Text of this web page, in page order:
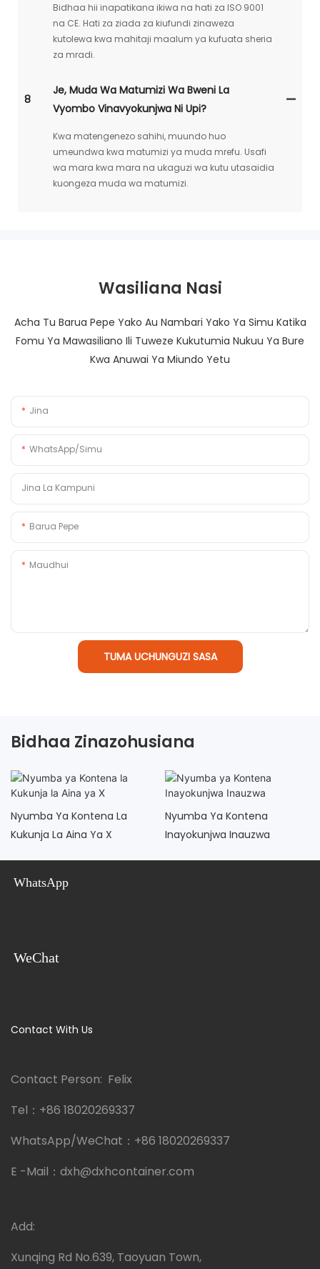
Bidhaa hii inapatikana ikiwa na hati za ISO 9001
na CE. Hati za ziada za kiufundi zinaweza
kutolewa kwa mahitaji maalum ya kufuata sheria
za mradi.
8
Je, Muda Wa Matumizi Wa Bweni La
Vyombo Vinavyokunjwa Ni Upi?
Kwa matengenezo sahihi, muundo huo
umeundwa kwa matumizi ya muda mrefu. Usafi
wa mara kwa mara na ukaguzi wa kutu utasaidia
kuongeza muda wa matumizi.
Wasiliana Nasi
Acha Tu Barua Pepe Yako Au Nambari Yako Ya Simu Katika
Fomu Ya Mawasiliano Ili Tuweze Kukutumia Nukuu Ya Bure
Kwa Anuwai Ya Miundo Yetu
Jina
WhatsApp/Simu
Jina La Kampuni
Barua Pepe
Maudhui
TUMA UCHUNGUZI SASA
Bidhaa Zinazohusiana
Nyumba Ya Kontena La
Kukunja La Aina Ya X
Nyumba Ya Kontena
Inayokunjwa Inauzwa
WhatsApp
WeChat
Contact With Us
Contact Person: Felix
Tel： +86 18020269337
WhatsApp/WeChat： +86 18020269337
E -Mail： dxh@dxhcontainer.com
Add:
Xunqing Rd No.639, Taoyuan Town,